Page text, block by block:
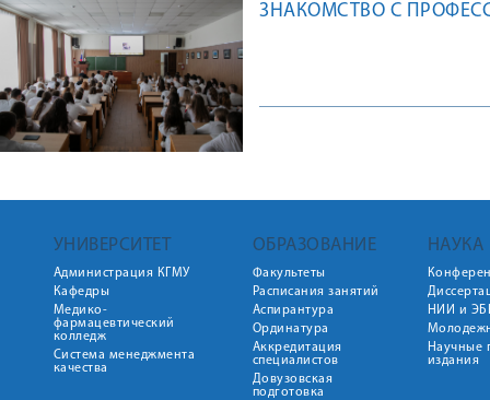
ЗНАКОМСТВО С
УНИВЕРСИТЕТ
Администрация КГМУ
Кафедры
Медико-
фармацевтический
колледж
Система менеджмента
качества
ОБРАЗОВАНИЕ
Факультеты
Расписания занятий
Аспирантура
Ординатура
Аккредитация
специалистов
Довузовская
подготовка
НАУКА
НИИ и
Научные
издания